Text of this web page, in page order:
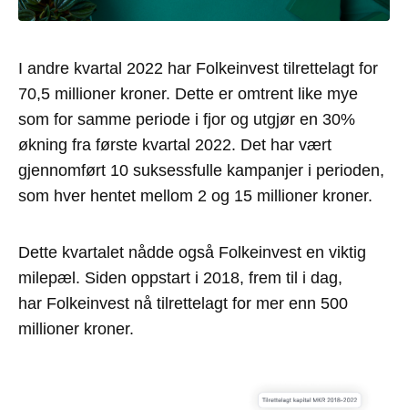
I andre kvartal 2022 har Folkeinvest tilrettelagt for
70,5 millioner kroner. Dette er omtrent like mye
som for samme periode i fjor og utgjør en 30%
økning fra første kvartal 2022. Det har vært
gjennomført 10 suksessfulle kampanjer i perioden,
som hver hentet mellom 2 og 15 millioner kroner.
Dette kvartalet nådde også Folkeinvest en viktig
milepæl. Siden oppstart i 2018, frem til i dag,
har Folkeinvest nå tilrettelagt for mer enn 500
millioner kroner.